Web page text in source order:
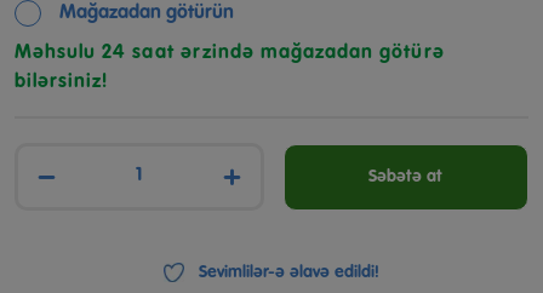
Mağazadan götürün
Məhsulu 24 saat ərzində mağazadan götürə
bilərsiniz!
− + Səbətə at
Sevimlilər-ə əlavə edildi!